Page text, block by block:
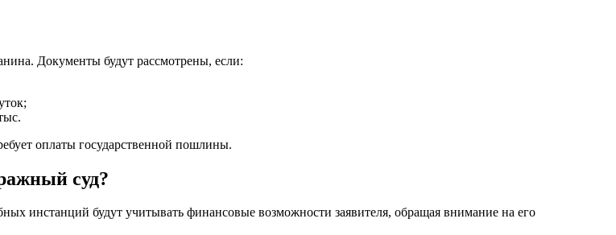
Документы будут рассмотрены, если:
оплаты государственной пошлины.
суд?
инстанций будут учитывать финансовые возможности заявителя, обращая внимание на его